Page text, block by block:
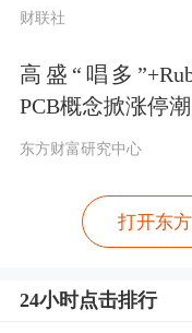
增长18.3%。
四、投资保持
1-4月份，电
资同比增长
比同期工业投
五、中部地区
财联社
高盛“唱多
PCB概念掀涨停
东方财富研究中心
打开东
24小时点击排行